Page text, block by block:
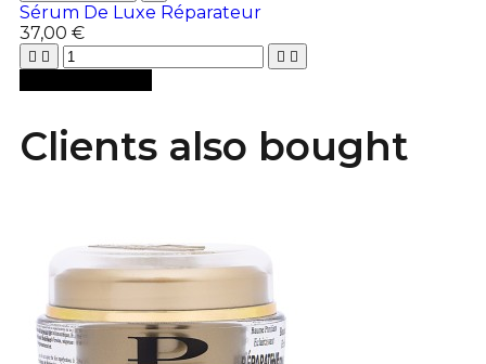
Sérum De Luxe Réparateur
37,00 €
   
Clients also bought